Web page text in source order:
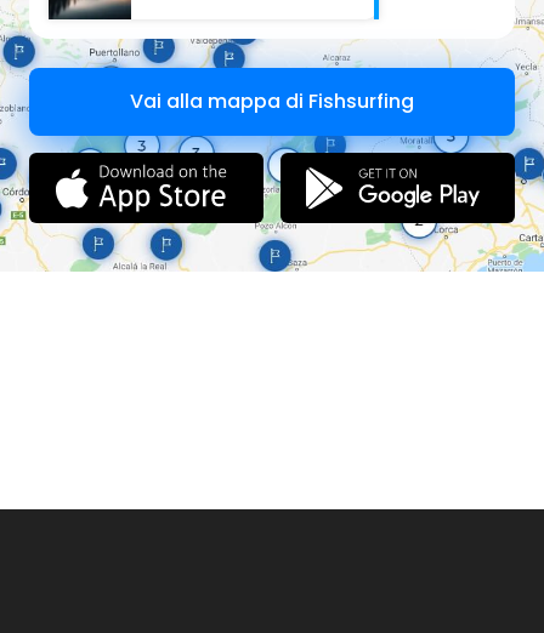
Vai alla mappa di Fishsurfing